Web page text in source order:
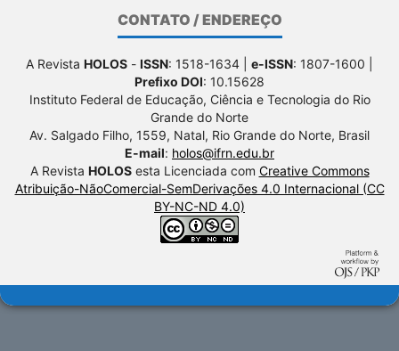
CONTATO / ENDEREÇO
A Revista HOLOS - ISSN: 1518-1634 | e-ISSN: 1807-1600 |
Prefixo DOI: 10.15628
Instituto Federal de Educação, Ciência e Tecnologia do Rio
Grande do Norte
Av. Salgado Filho, 1559, Natal, Rio Grande do Norte, Brasil
E-mail: holos@ifrn.edu.br
A Revista HOLOSesta Licenciada com Creative Commons
Atribuição-NãoComercial-SemDerivações 4.0 Internacional (CC
BY-NC-ND 4.0)